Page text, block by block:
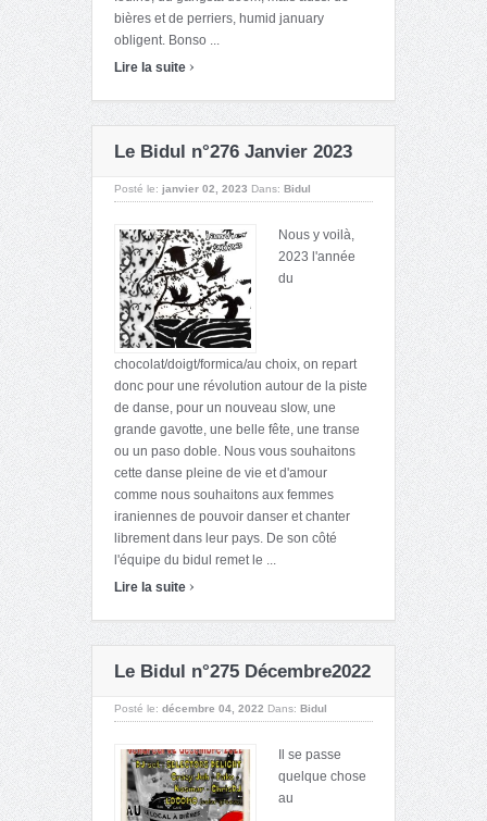
bières et de perriers, humid january
obligent. Bonso ...
Lire la suite ›
Le Bidul n°276 Janvier 2023
Posté le: janvier 02, 2023 Dans: Bidul
Nous y voilà,
2023 l'année
du
chocolat/doigt/formica/au choix, on repart
donc pour une révolution autour de la piste
de danse, pour un nouveau slow, une
grande gavotte, une belle fête, une transe
ou un paso doble. Nous vous souhaitons
cette danse pleine de vie et d'amour
comme nous souhaitons aux femmes
iraniennes de pouvoir danser et chanter
librement dans leur pays. De son côté
l'équipe du bidul remet le ...
Lire la suite ›
Le Bidul n°275 Décembre2022
Posté le: décembre 04, 2022 Dans: Bidul
Il se passe
quelque chose
au